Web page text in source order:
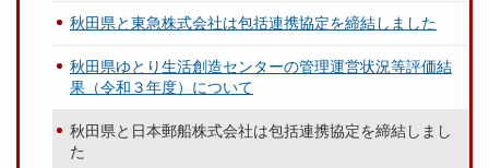
秋田県と東急株式会社は包括連携協定を締結しました
秋田県ゆとり生活創造センターの管理運営状況等評価結
果（令和３年度）について
秋田県と日本郵船株式会社は包括連携協定を締結しまし
た